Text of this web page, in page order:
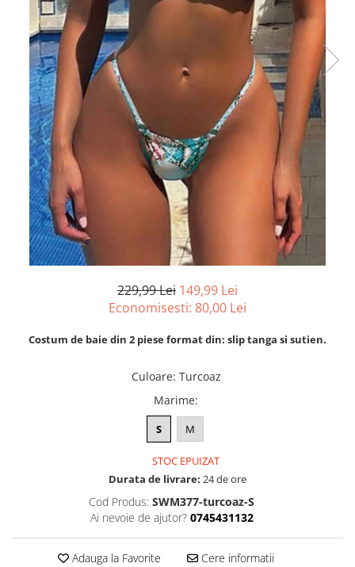
229,99 Lei 149,99 Lei
Economisesti: 80,00 Lei
Costum de baie din 2 piese format din: slip tanga si sutien.
Culoare: Turcoaz
Marime:
S M
STOC EPUIZAT
Durata de livrare: 24 de ore
Cod Produs: SWM377-turcoaz-S
Ai nevoie de ajutor? 0745431132
Adauga la Favorite Cere informatii